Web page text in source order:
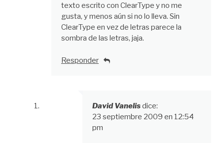
texto escrito con ClearType y no me
gusta, y menos aún si no lo lleva. Sin
ClearType en vez de letras parece la
sombra de las letras, jaja.
Responder
David Vanelisdice:
23 septiembre 2009 en 12:54
pm